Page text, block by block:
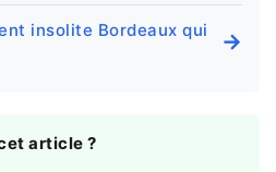
insolite Bordeaux qui
→
article ?